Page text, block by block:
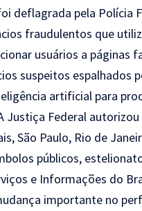
deflagrada pela
fraudulentos que
usuários a páginas
suspeitos
artificial para
Justiça Federal
São Paulo, Rio de
públicos,
e Informações do
importante no